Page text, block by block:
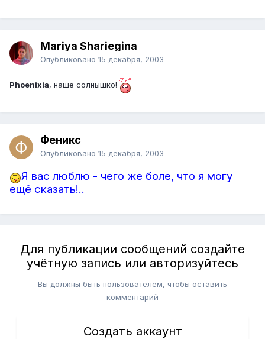
Mariya Shariegina
Опубликовано 15 декабря, 2003
Phoenixia, наше солнышко!
Феникс
Опубликовано 15 декабря, 2003
Я вас люблю - чего же боле, что я могу
ещё сказать!..
Для публикации сообщений создайте
учётную запись или авторизуйтесь
Вы должны быть пользователем, чтобы оставить
комментарий
Создать аккаунт